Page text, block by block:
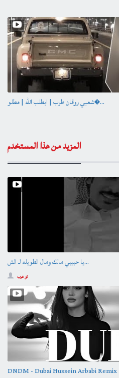
شعبي روقان طرب | ابطلب الله | مطلو�...
المزيد من هذا المستخدم
يا حبيبي مالك ومال الطويله لـ الش...
تو عرب
DNDM - Dubai Hussein Arbabi